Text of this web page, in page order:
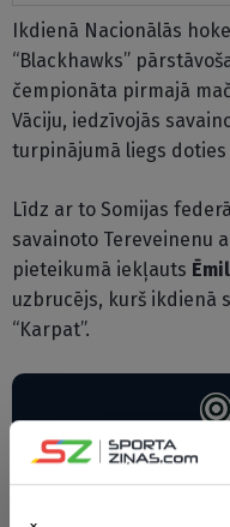
Ikdienā Nacionālās
“Blackhawks”
čempionāta pirmajā
Vāciju, iedzīvojās
turpinājumā liegs doties
Līdz ar to Somijas
savainoto Tereveinenu
pieteikumā iekļauts
uzbrucējs, kurš ikdienā
“Karpat”.